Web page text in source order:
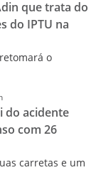
que trata do
do IPTU na
o
do acidente
com 26
carretas e um